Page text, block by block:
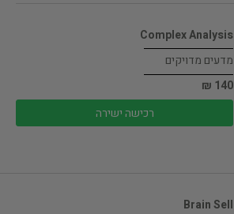
Complex Analysis
מדעים מדויקים
140 ₪
רכישה ישירה
Brain Sell